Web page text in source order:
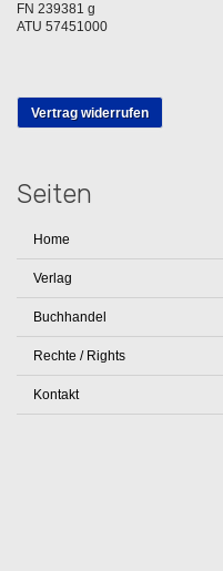
FN 239381 g
ATU 57451000
Vertrag widerrufen
Seiten
Home
Verlag
Buchhandel
Rechte / Rights
Kontakt